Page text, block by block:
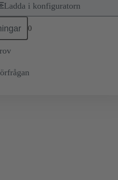
Ladda i konfiguratorn
0